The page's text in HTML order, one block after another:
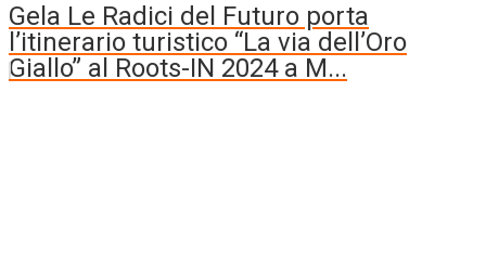
Gela Le Radici del Futuro porta
l’itinerario turistico “La via dell’Oro
Giallo” al Roots-IN 2024 a M...